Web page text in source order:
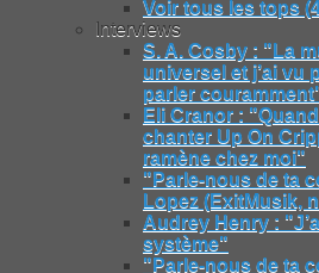
Voir tous les tops
Interviews
S. A. Cosby : "La
universel et j’ai vu
parler
Eli Cranor :
chanter Up On
ramène chez moi"
"Parle-nous de ta
Lopez (ExitMusik,
Audrey Henry :
système"
"Parle-nous de ta